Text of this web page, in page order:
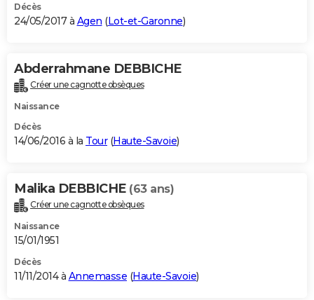
Décès
24/05/2017 à Agen (Lot-et-Garonne)
Abderrahmane DEBBICHE
Créer une cagnotte obsèques
Naissance
Décès
14/06/2016 à la Tour(Haute-Savoie)
Malika DEBBICHE (63 ans)
Créer une cagnotte obsèques
Naissance
15/01/1951
Décès
11/11/2014 à Annemasse (Haute-Savoie)